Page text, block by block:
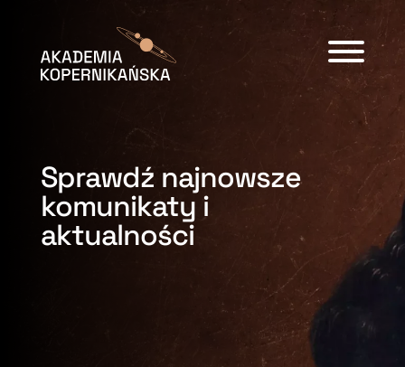
Sprawdź najnowsze
komunikaty i
aktualności